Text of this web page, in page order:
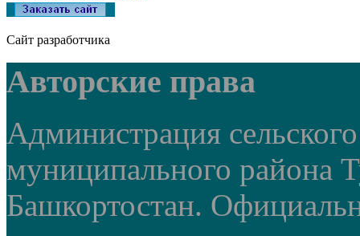
Сайт разработчика
Авторские права
Администрация
муниципального района
Башкортостан.